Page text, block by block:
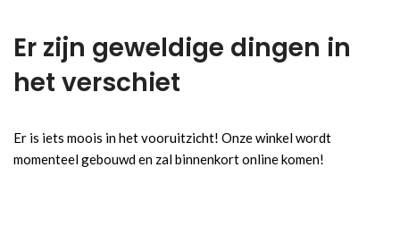
Er zijn geweldige dingen in
het verschiet
Er is iets moois in het vooruitzicht! Onze winkel wordt
momenteel gebouwd en zal binnenkort online komen!